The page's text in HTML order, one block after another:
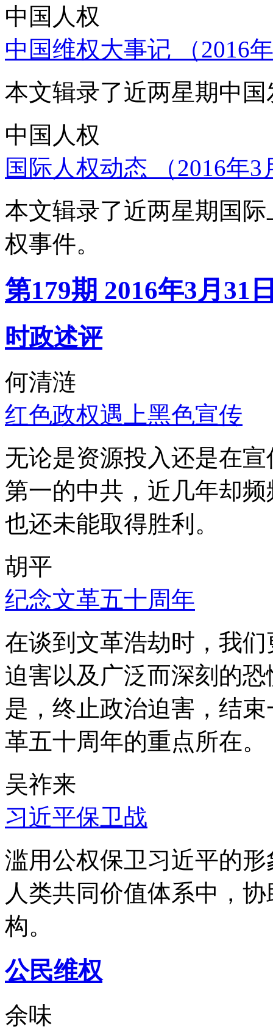
中国人权
中国维权大事记 （2016
本文辑录了近两星期中
中国人权
国际人权动态 （2016年
本文辑录了近两星期国
权事件。
第179期 2016年3月31
时政述评
何清涟
红色政权遇上黑色宣传
无论是资源投入还是在
第一的中共，近几年却
也还未能取得胜利。
胡平
纪念文革五十周年
在谈到文革浩劫时，我
迫害以及广泛而深刻的
是，终止政治迫害，结
革五十周年的重点所在。
吴祚来
习近平保卫战
滥用公权保卫习近平的
人类共同价值体系中，
构。
公民维权
余味